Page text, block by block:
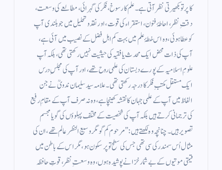
کا پرتو بکھیرتی نظر آتی ہے۔ علم کا رسوخ، فکر کی گہرائی، مطالعے کی وسعت،
دقتِ نظر، احاطۂ فنون، استقراء کی قوت، اور نقد و تحلیل میں جو بلندی آپ
کو عطا ہوئی، وہ اس خطۂ علم میں بہت کم اہلِ فضل کے نصیب میں آئی ہے،
آپ کی ذات محض ایک محدث یا فقیہ کی حیثیت نہیں رکھتی تھی، بلکہ آپ
علومِ اسلامیہ کے پورے دبستان کی علمی روح تھے، اور آپ کی مجلسِ درس
ایک مستقل مکتبِ فکر کا درجہ رکھتی تھی۔ علامہ سید سلیمان ندویؒ نے جن
الفاظ میں آپ کے علمی جہان کا نقشہ کھینچا ہے، وہ نہ صرف آپ کے مقامِ رفیع
کی ترجمانی کرتے ہیں بلکہ آپ کی شخصیت کے مختلف پہلوؤں کی گویا مجسم
تصویر ہیں۔ چنانچہ وہ لکھتے ہیں:”مرحوم کم گو مگر وسیع النظر عالم تھے، ان کی
مثال اُس سمندر کی سی تھی جس کی سطح تو پرسکون ہو، مگر اس کے باطن میں
قیمتی موتیوں کے بے شمار خزانے پوشیدہ ہوں، وہ وسعتِ نظر، قوتِ حافظہ